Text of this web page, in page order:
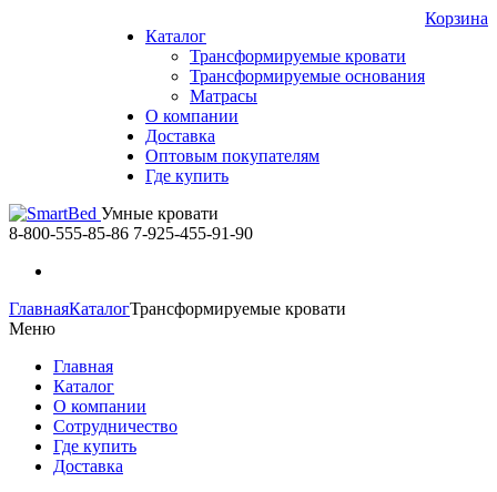
Каталог
Трансформируемые кровати
Трансформируемые основания
Матрасы
О компании
Доставка
Оптовым покупателям
Где купить
Корзина
Умные кровати
8-800-555-85-86 7-925-455-91-90
ГлавнаяКаталогТрансформируемые кровати
Меню
Главная
Каталог
О компании
Сотрудничество
Где купить
Доставка